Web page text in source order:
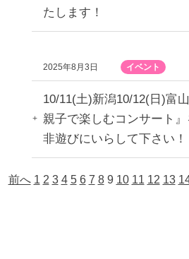
たします！
2025年8月3日 イベント
10/11(土)新潟10/12(日)富
親子で楽しむコンサート
非遊びにいらして下さい！
前へ 1 2 3 4 5 6 7 8 9 10 11 12 13